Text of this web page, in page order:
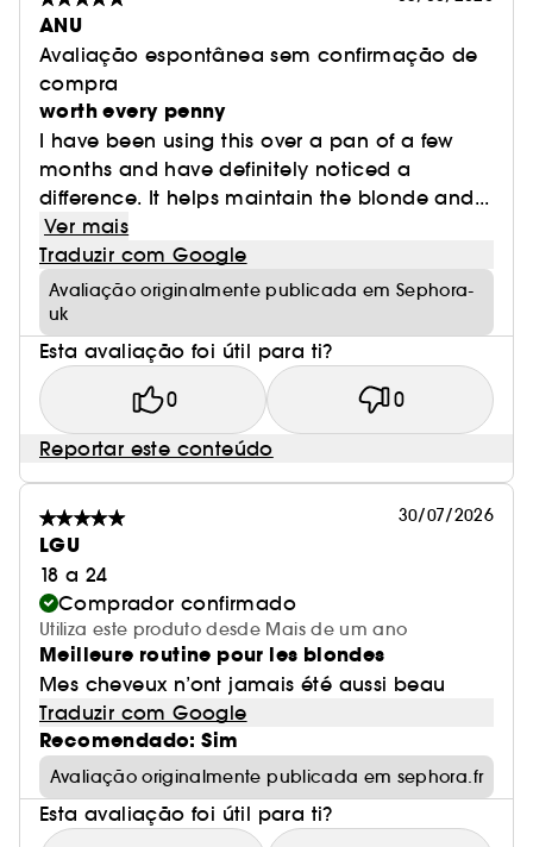
ANU
Avaliação espontânea sem confirmação de
compra
worth every penny
I have been using this over a pan of a few
months and have definitely noticed a
difference. It helps maintain the blonde and...
Ver mais
Traduzir com Google
Avaliação originalmente publicada em Sephora-
uk
Esta avaliação foi útil para ti?
0 0
Reportar este conteúdo
30/07/2026
LGU
18 a 24
Comprador confirmado
Utiliza este produto desde Mais de um ano
Meilleure routine pour les blondes
Mes cheveux n’ont jamais été aussi beau
Traduzir com Google
Recomendado: Sim
Avaliação originalmente publicada em sephora.fr
Esta avaliação foi útil para ti?